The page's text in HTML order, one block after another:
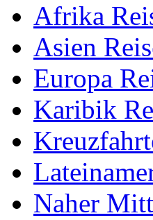
Afrika
Asien
Europa
Karibik
Naher